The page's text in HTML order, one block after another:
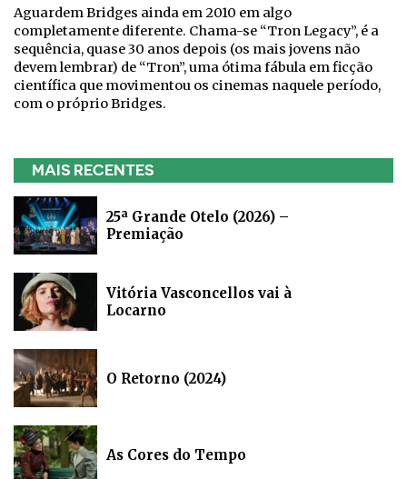
Aguardem Bridges ainda em 2010 em algo
completamente diferente. Chama-se “Tron Legacy”, é a
sequência, quase 30 anos depois (os mais jovens não
devem lembrar) de “Tron”, uma ótima fábula em ficção
científica que movimentou os cinemas naquele período,
com o próprio Bridges.
MAIS RECENTES
25ª Grande Otelo (2026) –
Premiação
Vitória Vasconcellos vai à
Locarno
O Retorno (2024)
As Cores do Tempo